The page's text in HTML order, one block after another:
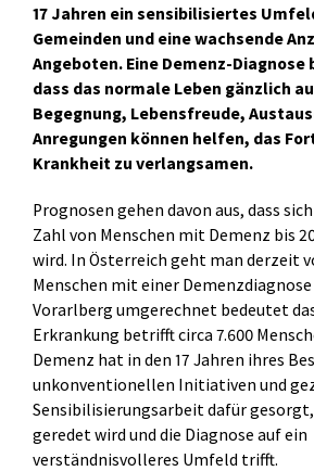
17 Jahren ein sensibilisiertes
Gemeinden und eine wachsende
Angeboten. Eine Demenz-
dass das normale Leben gänzlich
Begegnung, Lebensfreude,
Anregungen können helfen, das
Krankheit zu verlangsamen.
Prognosen gehen davon aus, dass
Zahl von Menschen mit Demenz bis
wird. In Österreich geht man derzeit
Menschen mit einer Demenzdiagnose
Vorarlberg umgerechnet bedeutet
Erkrankung betrifft circa 7.600
Demenz hat in den 17 Jahren ihres
unkonventionellen Initiativen und
Sensibilisierungsarbeit dafür gesorgt,
geredet wird und die Diagnose auf ein
verständnisvolleres Umfeld trifft.